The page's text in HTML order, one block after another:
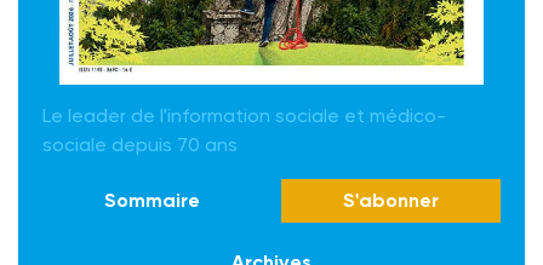
Le leader de l'information sociale et médico-
sociale depuis 70 ans
Sommaire S'abonner